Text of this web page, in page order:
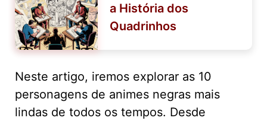
a História dos
Quadrinhos
Neste artigo, iremos explorar as 10
personagens de animes negras mais
lindas de todos os tempos. Desde